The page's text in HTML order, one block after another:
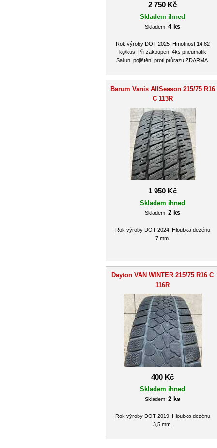
2 750 Kč
Skladem ihned
Skladem: 4 ks
Rok výroby DOT 2025. Hmotnost 14.82
kg/kus. Při zakoupení 4ks pneumatik
Sailun, pojištění proti průrazu ZDARMA.
Barum Vanis AllSeason 215/75 R16
C 113R
1 950 Kč
Skladem ihned
Skladem: 2 ks
Rok výroby DOT 2024. Hloubka dezénu
7 mm.
Dayton VAN WINTER 215/75 R16 C
116R
400 Kč
Skladem ihned
Skladem: 2 ks
Rok výroby DOT 2019. Hloubka dezénu
3,5 mm.